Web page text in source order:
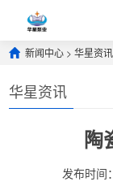
新闻中心 >华星资讯
华星资讯
陶
发布时间